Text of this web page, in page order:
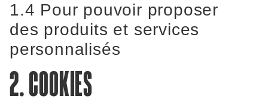
1.4 Pour pouvoir proposer
des produits et services
personnalisés
2. COOKIES